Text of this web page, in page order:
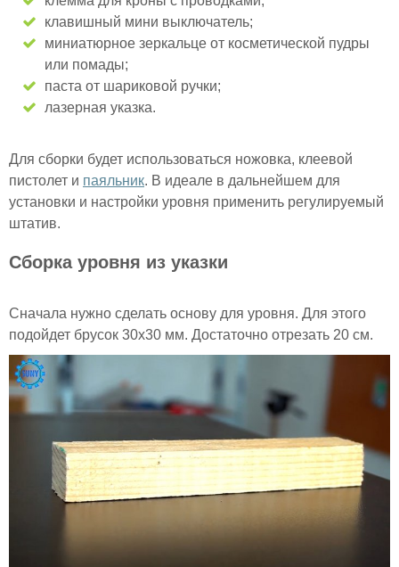
клавишный мини выключатель;
миниатюрное зеркальце от косметической пудры
или помады;
паста от шариковой ручки;
лазерная указка.
Для сборки будет использоваться ножовка, клеевой
пистолет и паяльник. В идеале в дальнейшем для
установки и настройки уровня применить регулируемый
штатив.
Сборка уровня из указки
Сначала нужно сделать основу для уровня. Для этого
подойдет брусок 30х30 мм. Достаточно отрезать 20 см.